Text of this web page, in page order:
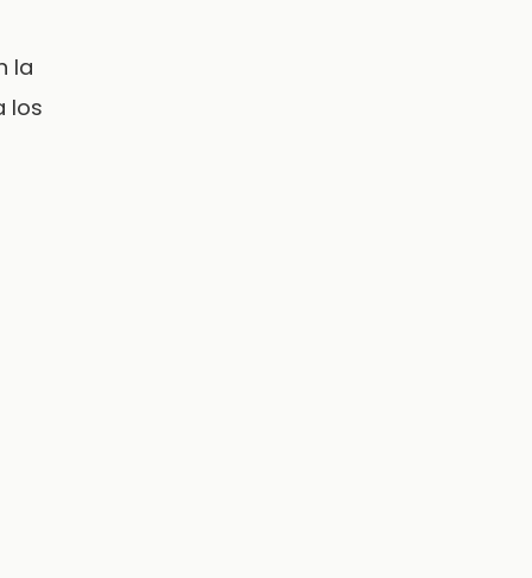
la
los